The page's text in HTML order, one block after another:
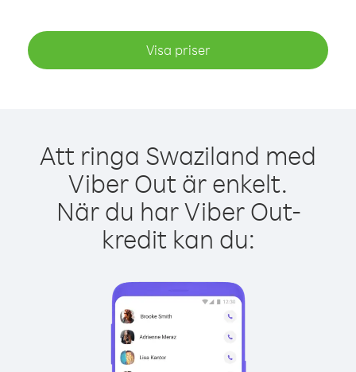
Visa priser
Att ringa Swaziland med
Viber Out är enkelt.
När du har Viber Out-
kredit kan du: